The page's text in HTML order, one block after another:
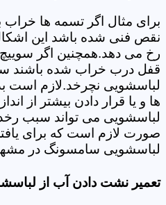
برای مثال اگر تسمه ها خراب
نقص فنی شده باشد این
رخ می دهد.همچنین اگر
قفل درب خراب شده باشند
لباسشویی نچرخد.لازم است
ها و یا قرار دادن بیشتر از
لباسشویی می تواند سبب
صورت لازم است که برای یافتن
لباسشویی سامسونگ در
تعمیر نشت دادن آب از